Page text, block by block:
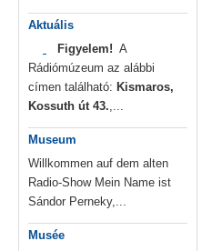
Aktuális
Figyelem! A
Rádiómúzeum az alábbi
címen található: Kismaros,
Kossuth út 43.,...
Museum
Willkommen auf dem alten
Radio-Show Mein Name ist
Sándor Perneky,...
Musée